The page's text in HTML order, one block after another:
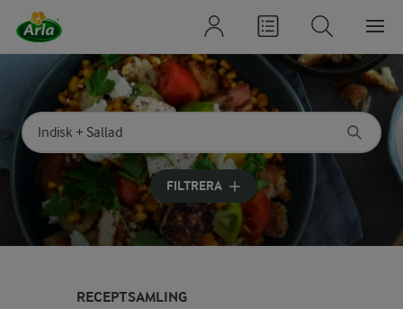
Sök på kategori eller ingrediens
Skriv in sökord för att få förslag
FILTRERA
RECEPTSAMLING